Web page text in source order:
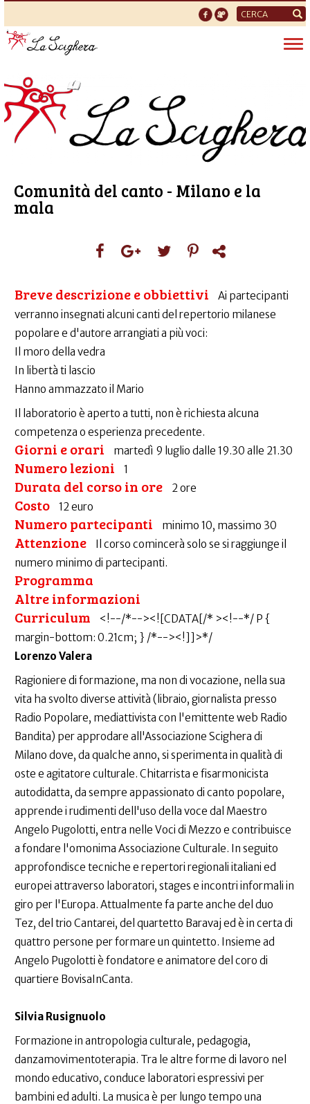
Form
di
ricerca
Comunità del canto - Milano e la
mala
Breve descrizione e obbiettivi
Ai partecipanti
verranno insegnati alcuni canti del repertorio milanese
popolare e d'autore arrangiati a più voci:
Il moro della vedra
In libertà ti lascio
Hanno ammazzato il Mario
Il laboratorio è aperto a tutti, non è richiesta alcuna
competenza o esperienza precedente.
Giorni e orari martedì 9 luglio dalle 19.30 alle 21.30
Numero lezioni 1
Durata del corso in ore 2 ore
Costo 12 euro
Numero partecipanti minimo 10, massimo 30
Attenzione
Il corso comincerà solo se si raggiunge il
numero minimo di partecipanti.
Programma
Altre informazioni
Curriculum
Lorenzo Valera
Ragioniere di formazione, ma non di vocazione, nella sua
vita ha svolto diverse attività (libraio, giornalista presso
Radio Popolare, mediattivista con l'emittente web Radio
Bandita) per approdare all'Associazione Scighera di
Milano dove, da qualche anno, si sperimenta in qualità di
oste e agitatore culturale. Chitarrista e fisarmonicista
autodidatta, da sempre appassionato di canto popolare,
apprende i rudimenti dell'uso della voce dal Maestro
Angelo Pugolotti, entra nelle Voci di Mezzo e contribuisce
a fondare l'omonima Associazione Culturale. In seguito
approfondisce tecniche e repertori regionali italiani ed
europei attraverso laboratori, stages e incontri informali in
giro per l'Europa. Attualmente fa parte anche del duo
Tez, del trio Cantarei, del quartetto Baravaj ed è in certa di
quattro persone per formare un quintetto. Insieme ad
Angelo Pugolotti è fondatore e animatore del coro di
quartiere BovisaInCanta.
Silvia Rusignuolo
Formazione in antropologia culturale, pedagogia,
danzamovimentoterapia. Tra le altre forme di lavoro nel
mondo educativo, conduce laboratori espressivi per
bambini ed adulti. La musica è per lungo tempo una